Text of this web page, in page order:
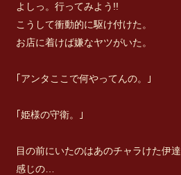
よしっ。行ってみよう!!
こうして衝動的に駆け付けた。
お店に着けば嫌なヤツがいた。
｢アンタここで何やってんの。｣
｢姫様の守衛。｣
目の前にいたのはあのチャラけた伊
感じの…